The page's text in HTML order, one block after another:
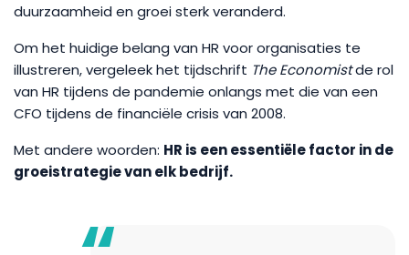
duurzaamheid en groei sterk veranderd.
Om het huidige belang van HR voor organisaties te
illustreren, vergeleek het tijdschrift The Economistde rol
van HR tijdens de pandemie onlangs met die van een
CFO tijdens de financiële crisis van 2008.
Met andere woorden: HR is een essentiële factor in de
groeistrategie van elk bedrijf.